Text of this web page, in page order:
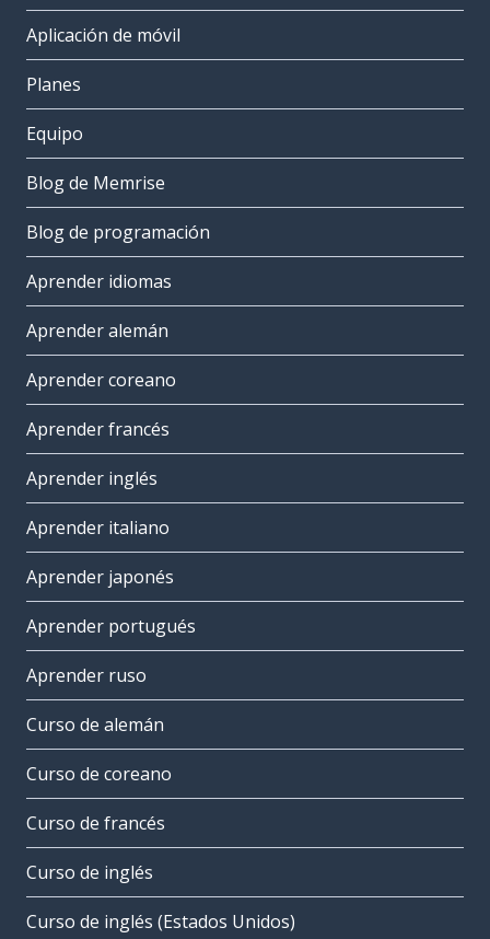
Aplicación de móvil
Planes
Equipo
Blog de Memrise
Blog de programación
Aprender idiomas
Aprender alemán
Aprender coreano
Aprender francés
Aprender inglés
Aprender italiano
Aprender japonés
Aprender portugués
Aprender ruso
Curso de alemán
Curso de coreano
Curso de francés
Curso de inglés
Curso de inglés (Estados Unidos)